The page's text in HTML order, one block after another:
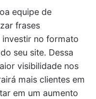
equipe de
frases
investir no formato
seu site. Dessa
visibilidade nos
mais clientes em
em um aumento